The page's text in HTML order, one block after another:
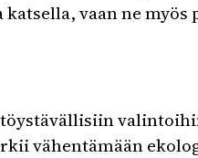
vaan ne myös
vähentämään